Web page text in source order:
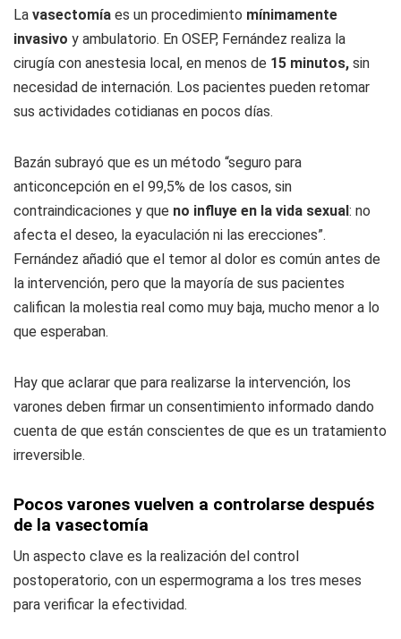
La vasectomía es un procedimiento mínimamente
invasivo y ambulatorio. En OSEP, Fernández realiza la
cirugía con anestesia local, en menos de 15 minutos, sin
necesidad de internación. Los pacientes pueden retomar
sus actividades cotidianas en pocos días.
Bazán subrayó que es un método “seguro para
anticoncepción en el 99,5% de los casos, sin
contraindicaciones y que no influye en la vida sexual : no
afecta el deseo, la eyaculación ni las erecciones”.
Fernández añadió que el temor al dolor es común antes de
la intervención, pero que la mayoría de sus pacientes
califican la molestia real como muy baja, mucho menor a lo
que esperaban.
Hay que aclarar que para realizarse la intervención, los
varones deben firmar un consentimiento informado dando
cuenta de que están conscientes de que es un tratamiento
irreversible.
Pocos varones vuelven a controlarse después
de la vasectomía
Un aspecto clave es la realización del control
postoperatorio, con un espermograma a los tres meses
para verificar la efectividad.